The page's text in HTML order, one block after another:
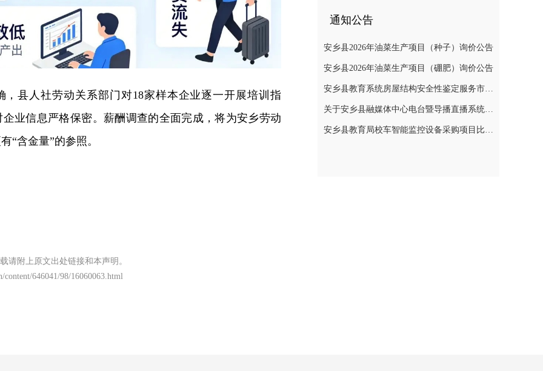
，县人社劳动关系部门对18家样本企业逐一开展培训指
业信息严格保密。薪酬调查的全面完成，将为安乡劳动
“含金量”的参照。
请附上原文出处链接和本声明。
content/646041/98/16060063.html
通知公告
安乡县2026年油菜生产项目（种子）询价公告
安乡县2026年油菜生产项目（硼肥）询价公告
安乡县教育系统房屋结构安全性鉴定服务市场价格调查公告
关于安乡县融媒体中心电台暨导播直播系统建设项目公开询价公告
安乡县教育局校车智能监控设备采购项目比选公告